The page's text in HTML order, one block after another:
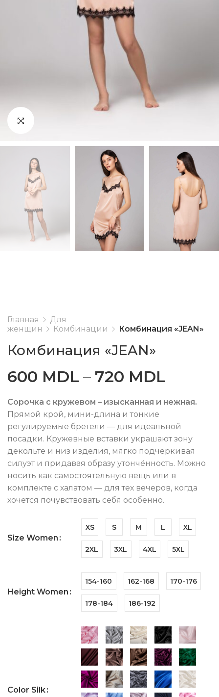
Главная
Для
женщин
Комбинации Комбинация «JEAN»
Комбинация «JEAN»
600 MDL – 720 MDL
Сорочка с кружевом – изысканная и нежная.
Прямой крой, мини-длина и тонкие
регулируемые бретели — для идеальной
посадки. Кружевные вставки украшают зону
декольте и низ изделия, мягко подчеркивая
силуэт и придавая образу утончённость. Можно
носить как самостоятельную вещь или в
комплекте с халатом — для тех вечеров, когда
хочется почувствовать себя особенно.
Size Women
XS S M L XL
2XL 3XL 4XL 5XL
Height Women
154-160 162-168 170-176
178-184 186-192
Color Silk